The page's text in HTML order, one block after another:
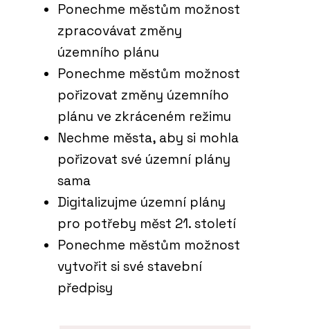
Ponechme městům možnost
zpracovávat změny
územního plánu
Ponechme městům možnost
pořizovat změny územního
plánu ve zkráceném režimu
Nechme města, aby si mohla
pořizovat své územní plány
sama
Digitalizujme územní plány
pro potřeby měst 21. století
Ponechme městům možnost
vytvořit si své stavební
předpisy